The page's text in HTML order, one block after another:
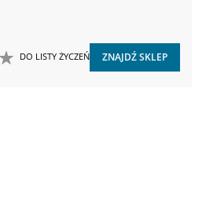
DO LISTY ŻYCZEŃ ZNAJDŹ SKLEP